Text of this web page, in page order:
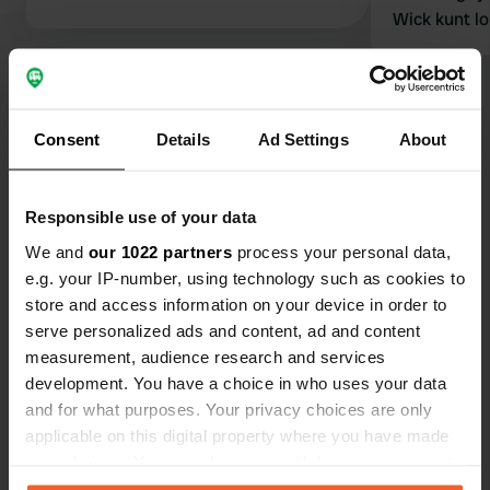
Consent Details Ad Settings About
Responsible use of your data
We and our 1022 partners process your personal data,
e.g. your IP-number, using technology such as cookies to
store and access information on your device in order to
serve personalized ads and content, ad and content
measurement, audience research and services
development. You have a choice in who uses your data
and for what purposes. Your privacy choices are only
applicable on this digital property where you have made
Wick kunt
heerlijk
Contact
Locatie
Riverside Drive
KW1 5SP, Wick, Verenigd Koninkrijk
Coördinaten